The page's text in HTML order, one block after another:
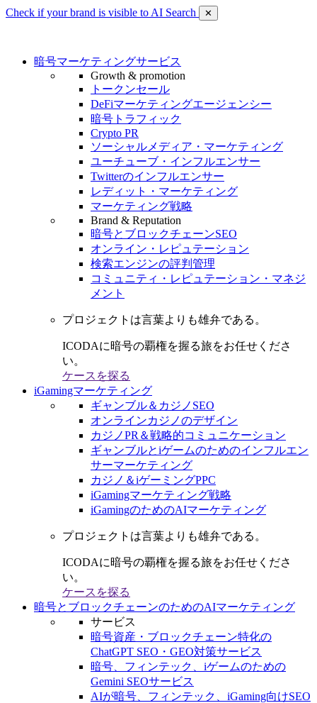
Check if your brand is visible to AI Search ✕
暗号マーケティングサービス
Growth & promotion
トークンセール
DeFiマーケティングエージェンシー
暗号トラフィック
Crypto PR
ソーシャルメディア・マーケティング
ユーチューブ・インフルエンサー
Twitterのインフルエンサー
レディット・マーケティング
マーケティング戦略
Brand & Reputation
暗号とブロックチェーンSEO
オンライン・レピュテーション
検索エンジンの評判管理
コミュニティ・レピュテーション・マネジ
メント
プロジェクトは言葉よりも雄弁である。
ICODAに暗号の覇権を握る旅をお任せくださ
い。
ケースを探る
iGamingマーケティング
ギャンブル＆カジノSEO
オンラインカジノのデザイン
カジノPR＆戦略的コミュニケーション
ギャンブルとiゲームのためのインフルエン
サーマーケティング
カジノ＆iゲーミングPPC
iGamingマーケティング戦略
iGamingのためのAIマーケティング
プロジェクトは言葉よりも雄弁である。
ICODAに暗号の覇権を握る旅をお任せくださ
い。
ケースを探る
暗号とブロックチェーンのためのAIマーケティング
サービス
暗号資産・ブロックチェーン特化の
ChatGPT SEO・GEO対策サービス
暗号、フィンテック、iゲームのための
Gemini SEOサービス
AIが暗号、フィンテック、iGaming向けSEO